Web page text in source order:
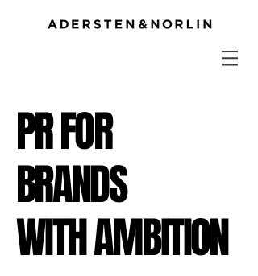
PR FOR
BRANDS
WITH AMBITION